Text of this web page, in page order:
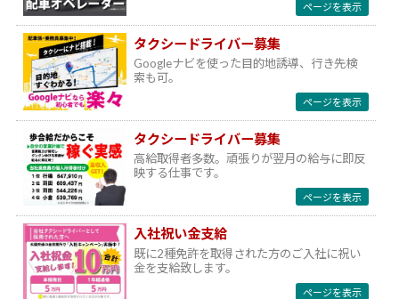
ページを表示
タクシードライバー募集
Googleナビを使った目的地誘導、行き先検
索も可。
ページを表示
タクシードライバー募集
高給取得者多数。頑張りが翌月の給与に即反
映する仕事です。
ページを表示
入社祝い金支給
既に2種免許を取得された方のご入社に祝い
金を支給致します。
ページを表示